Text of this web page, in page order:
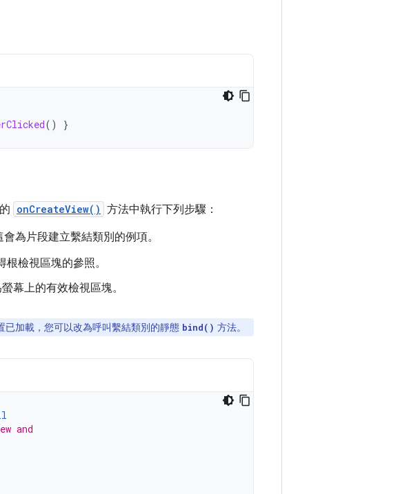
() }
onCreateView() 方法中執行下列步驟：
為片段建立繫結類別的例項。
根檢視區塊的參照。
幕上的有效檢視區塊。
加載，您可以改為呼叫繫結類別的靜態 bind() 方法。
and